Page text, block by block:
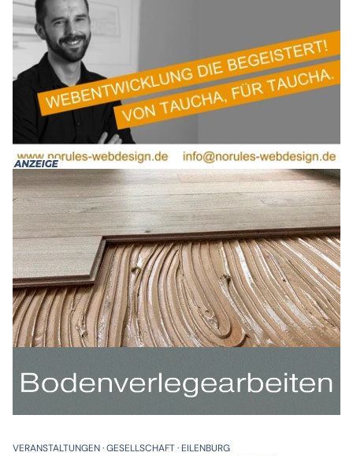
VERANSTALTUNGEN GESELLSCHAFT EILENBURG